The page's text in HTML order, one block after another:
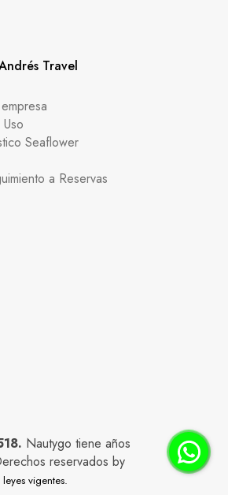
Travel
Seaflower
a Reservas
Nautygo tiene años
reservados by
vigentes.